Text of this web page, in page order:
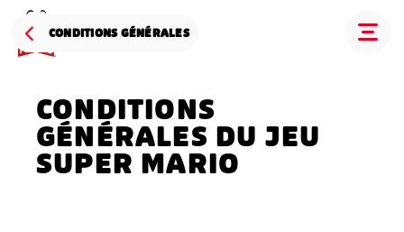
CONDITIONS GÉNÉRALES
CONDITIONS
GÉNÉRALES DU JEU
SUPER MARIO